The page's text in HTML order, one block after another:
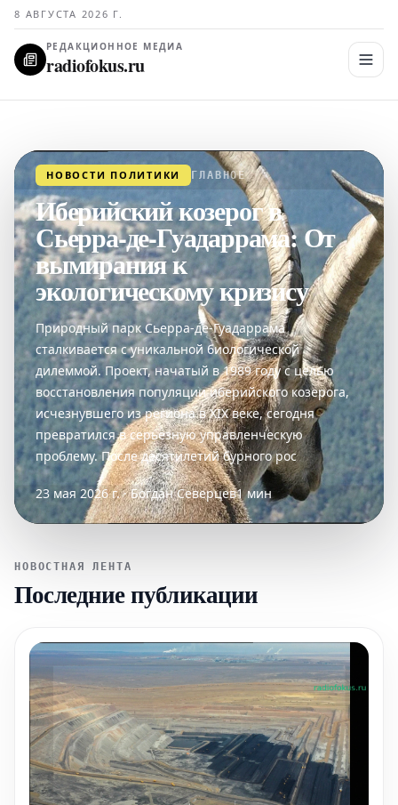
8 АВГУСТА 2026 Г.
РЕДАКЦИОННОЕ МЕДИА
radiofokus.ru
НОВОСТИ ПОЛИТИКИ ГЛАВНОЕ
Иберийский козерог в
Сьерра-де-Гуадаррама: От
вымирания к
экологическому кризису
Природный парк Сьерра-де-Гуадаррама
сталкивается с уникальной биологической
дилеммой. Проект, начатый в 1989 году с целью
восстановления популяции иберийского козерога,
исчезнувшего из региона в XIX веке, сегодня
превратился в серьёзную управленческую
проблему. После десятилетий бурного рос
23 мая 2026 г. · Богдан Северцев1 мин
НОВОСТНАЯ ЛЕНТА
Последние публикации